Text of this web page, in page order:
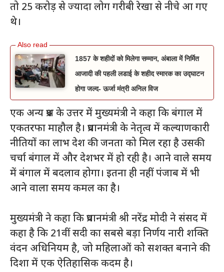
तो 25 करोड़ से ज्यादा लोग गरीबी रेखा से नीचे आ गए
थे।
1857 के शहीदों को मिलेगा सम्मान, अंबाला में निर्मित
आजादी की पहली लडाई के शहीद स्मारक का उद्घाटन
होगा जल्द- ऊर्जा मंत्री अनिल विज
एक अन्य प्रश्न के उत्तर में मुख्यमंत्री ने कहा कि बंगाल में
एकतरफा माहौल है। प्रधानमंत्री के नेतृत्व में कल्याणकारी
नीतियों का लाभ देश की जनता को मिल रहा है उसकी
चर्चा बंगाल में और देशभर में हो रही है। आने वाले समय
में बंगाल में बदलाव होगा। इतना ही नहीं पंजाब में भी
आने वाला समय कमल का है।
मुख्यमंत्री ने कहा कि प्रधानमंत्री श्री नरेंद्र मोदी ने संसद में
कहा है कि 21वीं सदी का सबसे बड़ा निर्णय नारी शक्ति
वंदन अधिनियम है, जो महिलाओं को सशक्त बनाने की
दिशा में एक ऐतिहासिक कदम है।